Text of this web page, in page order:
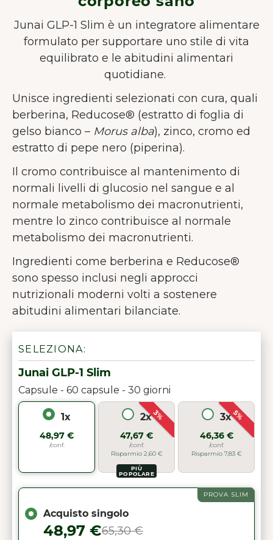
Junai GLP-1 Slim è un integratore alimentare
formulato per supportare uno stile di vita
equilibrato e le abitudini alimentari
quotidiane.
Unisce ingredienti selezionati con cura, quali
berberina, Reducose® (estratto di foglia di
gelso bianco – Morus alba), zinco, cromo ed
estratto di pepe nero (piperina).
Il cromo contribuisce al mantenimento di
normali livelli di glucosio nel sangue e al
normale metabolismo dei macronutrienti,
mentre lo zinco contribuisce al normale
metabolismo dei macronutrienti.
Ingredienti come berberina e Reducose®
sono spesso inclusi negli approcci
nutrizionali moderni volti a sostenere
abitudini alimentari bilanciate.
SELEZIONA:
Junai GLP-1 Slim
Capsule - 60 capsule - 30 giorni
1x
48,97 €
/conf.
3%
2x
47,67 €
/conf.
Risparmio 2,60 €
PIÙ
POPOLARE
5%
3x
46,36 €
/conf.
Risparmio 7,83 €
PROVA SLIM
Acquisto singolo
48,97 €65,30 €